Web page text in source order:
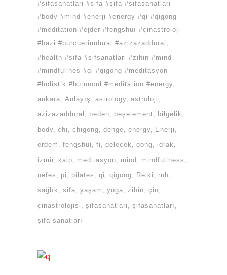
#sifasanatlari #sifa #şifa #sifasanatlari
#body #mind #enerji #energy #qi #qigong
#meditation #ejder #fengshuı #çinastroloji
#bazi #burcuerimdural #azizazaddural
#health #sifa #sifsanatlari #zihin #mind
#mindfullnes #qi #qigong #meditasyon
#holistik #butuncul #meditation #energy
ankara
Anlayış astrology astroloji
azizazaddural
beden beşelement
bilgelik
body chi chigong denge energy
Enerji
erdem
fengshui fi gelecek gong
idrak
izmir
kalp meditasyon mind
mindfullness
nefes
pi pilates qi qigong Reiki
ruh
sağlık
sifa yaşam yoga zihin
çin
çinastrolojisi
şifasanatlari
şifasanatları
şifa sanatları